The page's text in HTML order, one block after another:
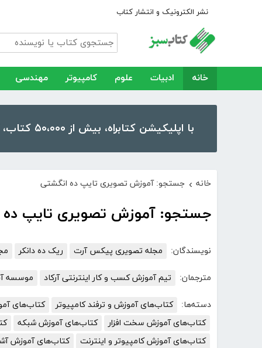
نشر الکترونیک و انتشار کتاب
خانه ادبیات علوم کامپیوتر مهندسی
با اپلیکیشن کتابراه، بیش از ۵۰،۰۰۰ کتاب، کتاب صوتی و رمان را در موبایل و تبلت خود داشته باشید!
خانه › جستجو: آموزش تصویری تایپ ده انگشتی
جستجو: آموزش تصویری تایپ ده
نویسندگان: مجله تصویری پیکس آرت ریک ده دانکر
مترجمان: تیم آموزش کسب و کار اینترنتی آرکاد موسسه
دسته‌ها: کتاب‌های آموزش و ترفند کامپیوتر کتاب‌های
کتاب‌های آموزش سخت افزار
کتاب‌های آموزش شبکه
کتاب‌های آموزش کامپیوتر و اینترنت
کتاب‌های آموزش